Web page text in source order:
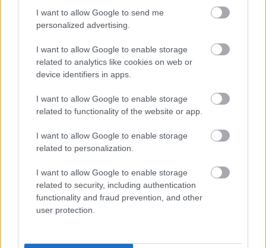
I want to allow Google to send me
personalized advertising.
I want to allow Google to enable storage
related to analytics like cookies on web or
device identifiers in apps.
I want to allow Google to enable storage
related to functionality of the website or app.
I want to allow Google to enable storage
related to personalization.
I want to allow Google to enable storage
related to security, including authentication
functionality and fraud prevention, and other
user protection.
αγροκτήματος': Στο
εξαπλώνεται από
κατοικίδια σε
Συναγερμός από τον
Πόσιμο νερό και υγεία:
χλώριο, νιτρικά,
μικρόβια και βαρέα